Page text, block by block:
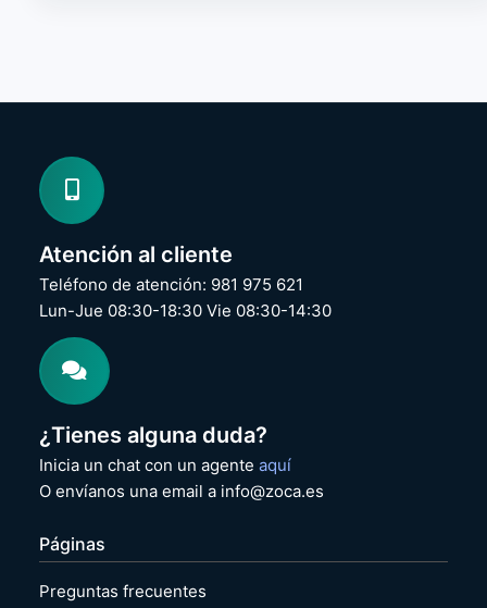
Atención al cliente
Teléfono de atención: 981 975 621
Lun-Jue 08:30-18:30 Vie 08:30-14:30
¿Tienes alguna duda?
Inicia un chat con un agenteaquí
O envíanos una email a info@zoca.es
Páginas
Preguntas frecuentes